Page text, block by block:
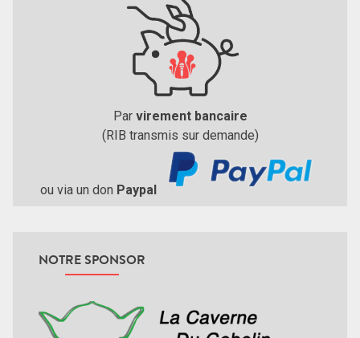
Par virement bancaire
(RIB transmis sur demande)
ou via un don Paypal
NOTRE SPONSOR